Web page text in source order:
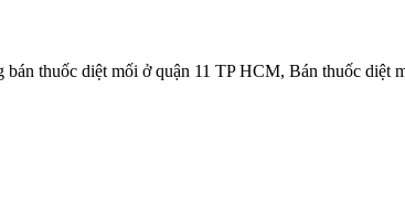
bán thuốc diệt mối ở quận 11 TP HCM, Bán thuốc diệt